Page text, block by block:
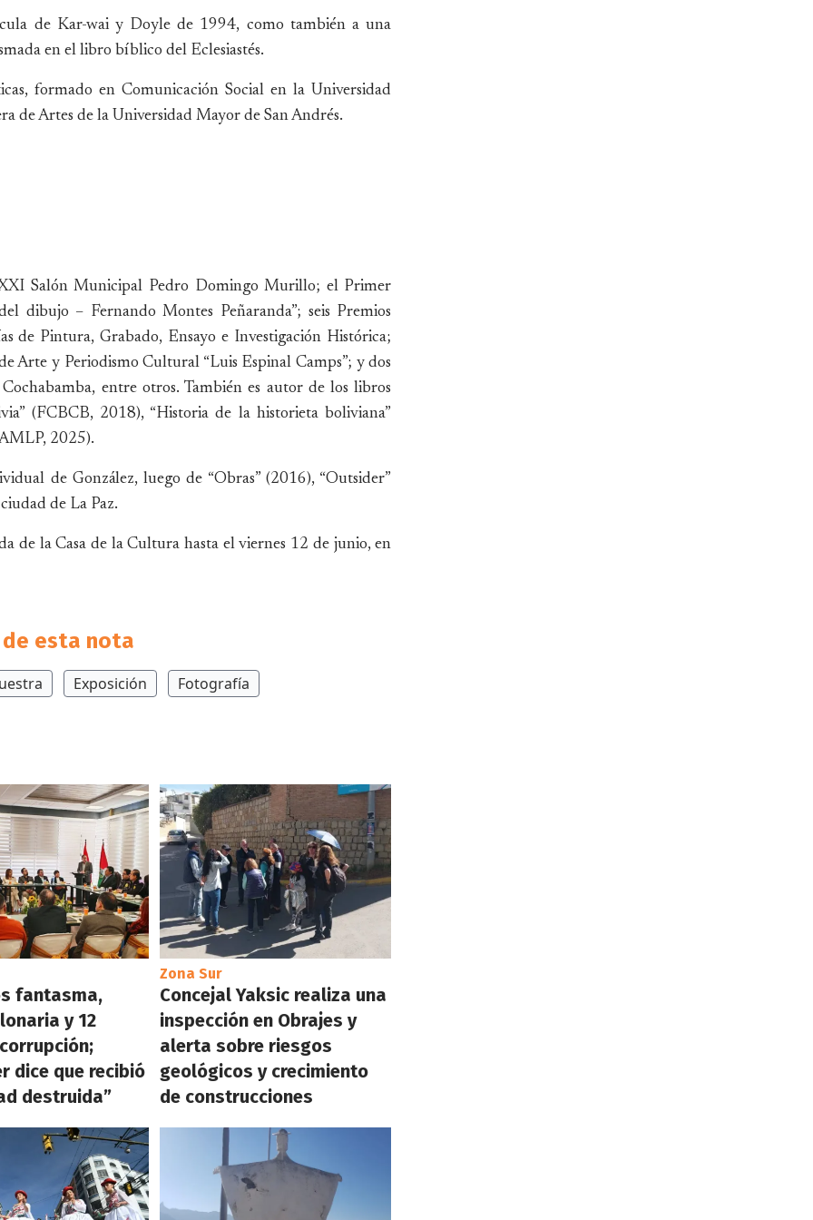
de Kar-wai y Doyle de 1994, como también a una
en el libro bíblico del Eclesiastés.
formado en Comunicación Social en la Universidad
de Artes de la Universidad Mayor de San Andrés.
Salón Municipal Pedro Domingo Murillo; el Primer
dibujo – Fernando Montes Peñaranda”; seis Premios
de Pintura, Grabado, Ensayo e Investigación Histórica;
Arte y Periodismo Cultural “Luis Espinal Camps”; y dos
entre otros. También es autor de los libros
(FCBCB, 2018), “Historia de la historieta boliviana”
2025).
de González, luego de “Obras” (2016), “Outsider”
de La Paz.
de la Casa de la Cultura hasta el viernes 12 de junio, en
de esta nota
Exposición Fotografía
fantasma,
y 12
dice que recibió
destruida”
Zona Sur
Concejal Yaksic realiza una
inspección en Obrajes y
alerta sobre riesgos
geológicos y crecimiento
de construcciones